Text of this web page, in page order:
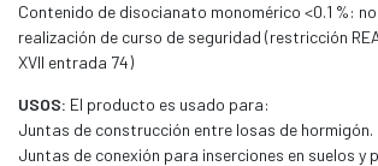
Contenido de disocianato monomérico <0.1 %:
realización de curso de seguridad (restricción
XVII entrada 74)
USOS: El producto es usado para:
Juntas de construcción entre losas de hormigón.
Juntas de conexión para inserciones en suelos y